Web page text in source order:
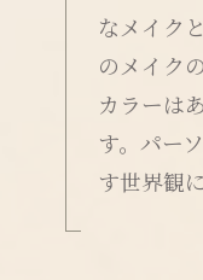
なメイク
のメイク
カラーは
す。パー
す世界観